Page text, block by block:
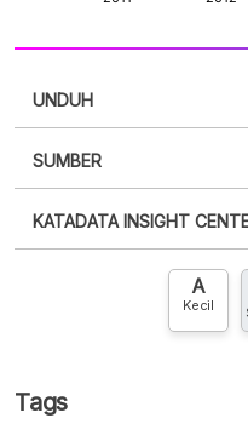
UNDUH
XLS
SUMBER
punya akun?Silakan
KATADATA INSIGHT
HubungiA
Kecil
Tags